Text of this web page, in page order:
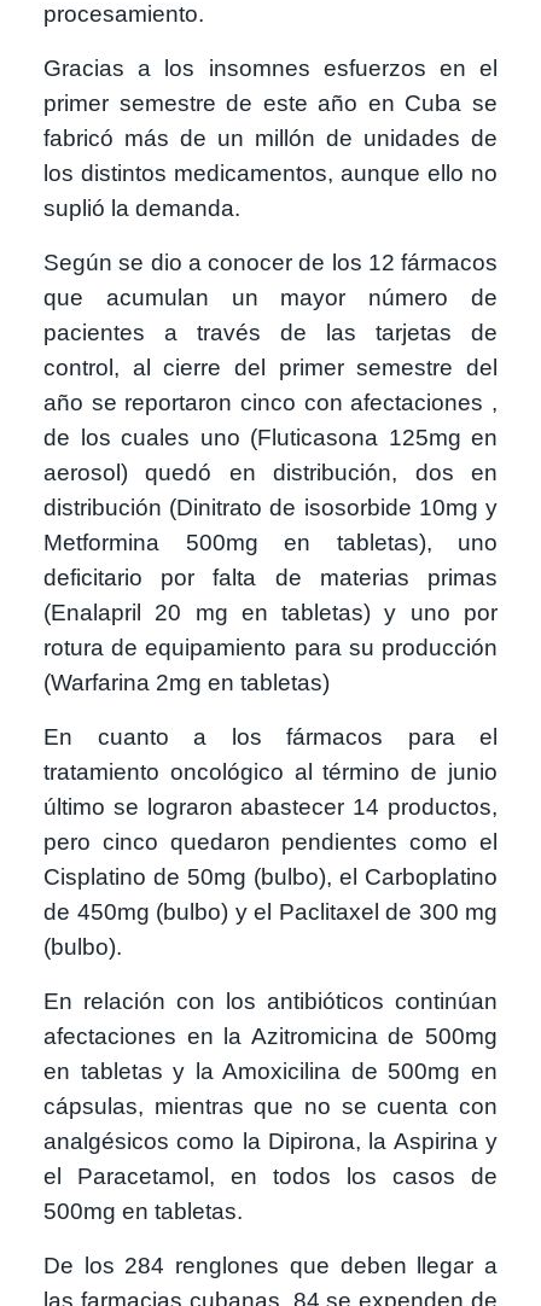
procesamiento.
Gracias a los insomnes esfuerzos en el
primer semestre de este año en Cuba se
fabricó más de un millón de unidades de
los distintos medicamentos, aunque ello no
suplió la demanda.
Según se dio a conocer de los 12 fármacos
que acumulan un mayor número de
pacientes a través de las tarjetas de
control, al cierre del primer semestre del
año se reportaron cinco con afectaciones ,
de los cuales uno (Fluticasona 125mg en
aerosol) quedó en distribución, dos en
distribución (Dinitrato de isosorbide 10mg y
Metformina 500mg en tabletas), uno
deficitario por falta de materias primas
(Enalapril 20 mg en tabletas) y uno por
rotura de equipamiento para su producción
(Warfarina 2mg en tabletas)
En cuanto a los fármacos para el
tratamiento oncológico al término de junio
último se lograron abastecer 14 productos,
pero cinco quedaron pendientes como el
Cisplatino de 50mg (bulbo), el Carboplatino
de 450mg (bulbo) y el Paclitaxel de 300 mg
(bulbo).
En relación con los antibióticos continúan
afectaciones en la Azitromicina de 500mg
en tabletas y la Amoxicilina de 500mg en
cápsulas, mientras que no se cuenta con
analgésicos como la Dipirona, la Aspirina y
el Paracetamol, en todos los casos de
500mg en tabletas.
De los 284 renglones que deben llegar a
las farmacias cubanas, 84 se expenden de